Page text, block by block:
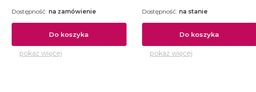
Do koszyka
Dostępność: na zamówienie
pokaż więcej
Do koszyka
Dostępność: na stanie
pokaż więcej